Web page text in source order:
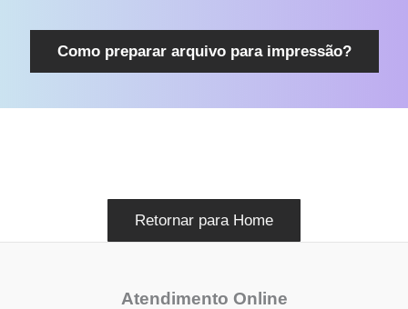
Como preparar arquivo para impressão?
Retornar para Home
Atendimento Online